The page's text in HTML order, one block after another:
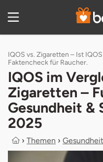
IQOS vs. Zigaretten – Ist
Faktencheck für Raucher.
IQOS im
Zigaretten –
Gesundheit &
2025
› Themen › Gesundheit